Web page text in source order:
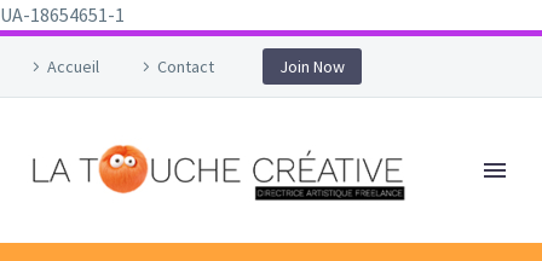
UA-18654651-1
Accueil Contact Join Now